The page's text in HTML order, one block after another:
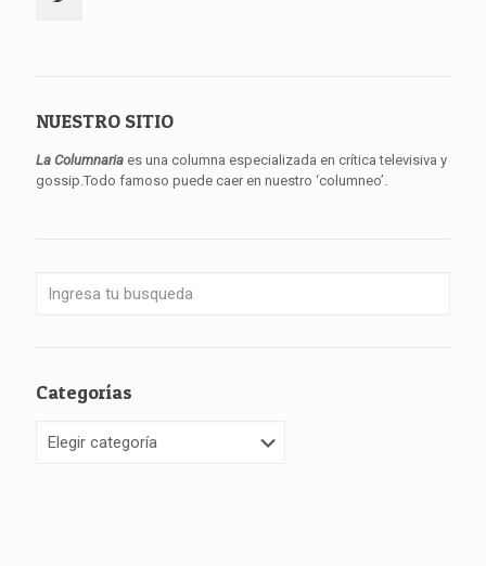
NUESTRO SITIO
La Columnaria es una columna especializada en crítica televisiva y
gossip.Todo famoso puede caer en nuestro ‘columneo’.
Categorías